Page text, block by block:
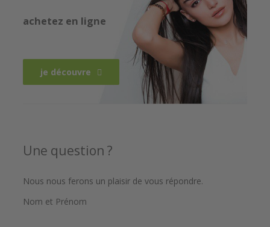
achetez en ligne
je découvre
Une question ?
Nous nous ferons un plaisir de vous répondre.
Nom et Prénom